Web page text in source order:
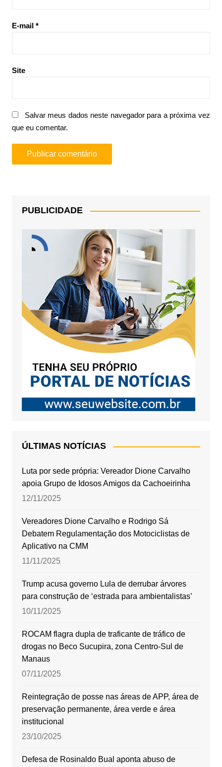
E-mail *
Site
Salvar meus dados neste navegador para a próxima vez
que eu comentar.
PUBLICIDADE
ÚLTIMAS NOTÍCIAS
Luta por sede própria: Vereador Dione Carvalho
apoia Grupo de Idosos Amigos da Cachoeirinha
12/11/2025
Vereadores Dione Carvalho e Rodrigo Sá
Debatem Regulamentação dos Motociclistas de
Aplicativo na CMM
11/11/2025
Trump acusa governo Lula de derrubar árvores
para construção de ‘estrada para ambientalistas’
10/11/2025
ROCAM flagra dupla de traficante de tráfico de
drogas no Beco Sucupira, zona Centro-Sul de
Manaus
07/11/2025
Reintegração de posse nas áreas de APP, área de
preservação permanente, área verde e área
institucional
23/10/2025
Defesa de Rosinaldo Bual aponta abuso de